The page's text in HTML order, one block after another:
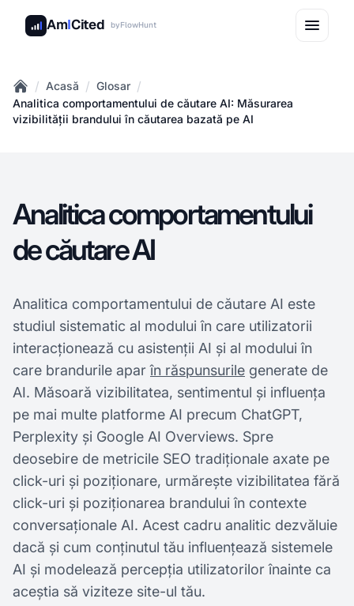
AmICited byFlowHunt
Home
/ Acasă / Glosar /
Analitica comportamentului de căutare AI: Măsurarea
vizibilității brandului în căutarea bazată pe AI
Analitica comportamentului
de căutare AI
Analitica comportamentului de căutare AI este
studiul sistematic al modului în care utilizatorii
interacționează cu asistenții AI și al modului în
care brandurile aparîn răspunsurile generate de
AI. Măsoară vizibilitatea, sentimentul și influența
pe mai multe platforme AI precum ChatGPT,
Perplexity și Google AI Overviews. Spre
deosebire de metricile SEO tradiționale axate pe
click-uri și poziționare, urmărește vizibilitatea fără
click-uri și poziționarea brandului în contexte
conversaționale AI. Acest cadru analitic dezvăluie
dacă și cum conținutul tău influențează sistemele
AI și modelează percepția utilizatorilor înainte ca
aceștia să viziteze site-ul tău.